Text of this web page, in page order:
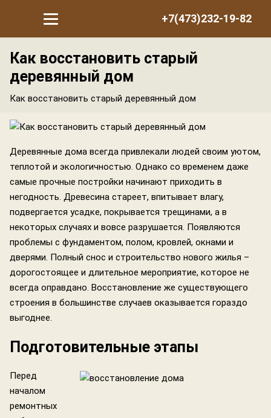
+7(473)232-19-82
Как восстановить старый
деревянный дом
Как восстановить старый деревянный дом
Деревянные дома всегда привлекали людей своим уютом,
теплотой и экологичностью. Однако со временем даже
самые прочные постройки начинают приходить в
негодность. Древесина стареет, впитывает влагу,
подвергается усадке, покрывается трещинами, а в
некоторых случаях и вовсе разрушается. Появляются
проблемы с фундаментом, полом, кровлей, окнами и
дверями. Полный снос и строительство нового жилья –
дорогостоящее и длительное мероприятие, которое не
всегда оправдано. Восстановление же существующего
строения в большинстве случаев оказывается гораздо
выгоднее.
Подготовительные этапы
Перед
началом
ремонтных